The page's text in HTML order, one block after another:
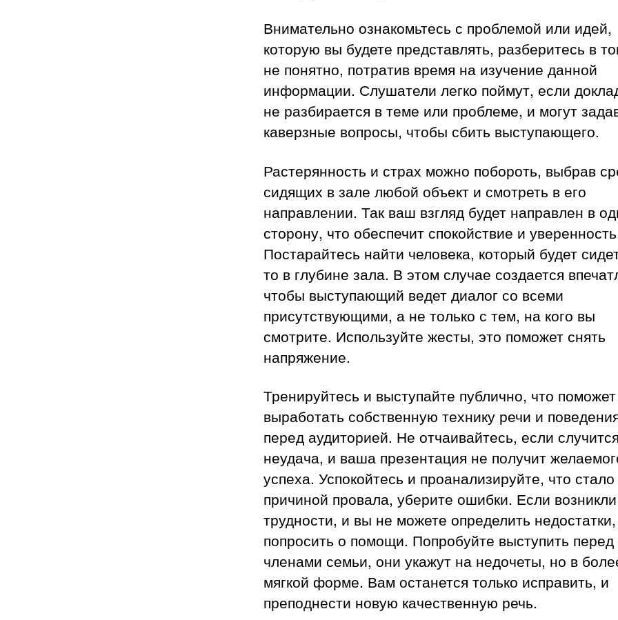
Внимательно ознакомьтесь с проблемой или идей,
которую вы будете представлять, разберитесь в
не понятно, потратив время на изучение данной
информации. Слушатели легко поймут, если
не разбирается в теме или проблеме, и могут
каверзные вопросы, чтобы сбить выступающего.
Растерянность и страх можно побороть, выбрав
сидящих в зале любой объект и смотреть в его
направлении. Так ваш взгляд будет направлен в
сторону, что обеспечит спокойствие и
Постарайтесь найти человека, который будет
то в глубине зала. В этом случае создается
чтобы выступающий ведет диалог со всеми
присутствующими, а не только с тем, на кого вы
смотрите. Используйте жесты, это поможет снять
напряжение.
Тренируйтесь и выступайте публично, что поможет
выработать собственную технику речи и
перед аудиторией. Не отчаивайтесь, если случится
неудача, и ваша презентация не получит
успеха. Успокойтесь и проанализируйте, что стало
причиной провала, уберите ошибки. Если возникли
трудности, и вы не можете определить недостатки,
попросить о помощи. Попробуйте выступить перед
членами семьи, они укажут на недочеты, но в
мягкой форме. Вам останется только исправить, и
преподнести новую качественную речь.